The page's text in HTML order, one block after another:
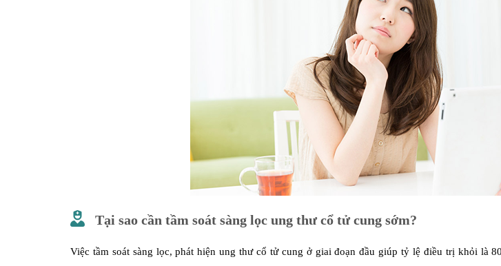
Tại sao cần tầm soát sàng lọc ung thư cổ tử cung sớm?
Việc tầm soát sàng lọc, phát hiện ung thư cổ tử cung ở giai đoạn đầu giúp tỷ lệ điều trị khỏi là